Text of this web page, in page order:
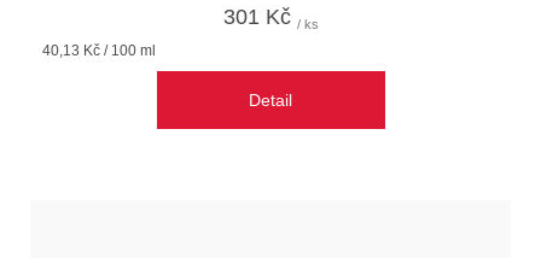
301 Kč / ks
Měrná
40,13 Kč / 100 ml
Detail